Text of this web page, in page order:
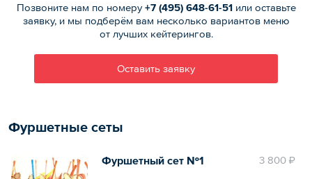
Позвоните нам по номеру+7 (495) 648-61-51или оставьте
заявку, и мы подберём вам несколько вариантов меню
от лучших кейтерингов.
Оставить заявку
Фуршетные сеты
3 800 ₽
Фуршетный сет №1